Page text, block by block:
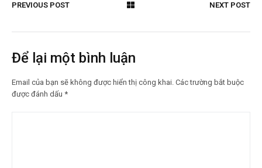
PREVIOUS POST NEXT POST
Để lại một bình luận
Email của bạn sẽ không được hiển thị công khai. Các trường bắt buộc
được đánh dấu *